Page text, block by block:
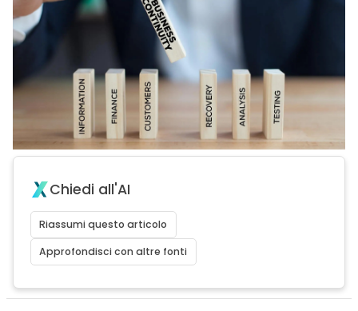
Chiedi all'AI
Riassumi questo articolo
Approfondisci con altre fonti